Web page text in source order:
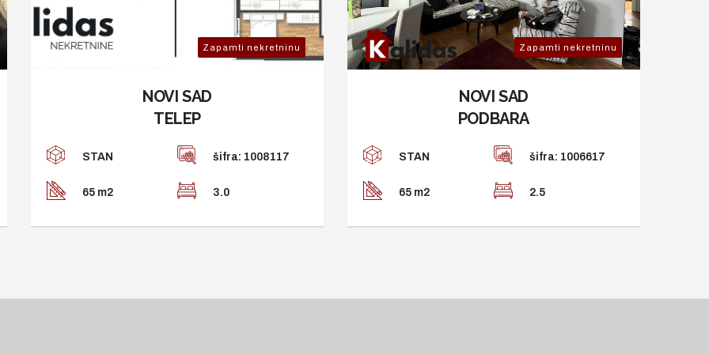
Zapamti nekretninu
NOVI SAD
TELEP
STAN šifra: 1008117
65 m2 3.0
Zapamti nekretninu
NOVI SAD
PODBARA
STAN šifra: 1006617
65 m2 2.5